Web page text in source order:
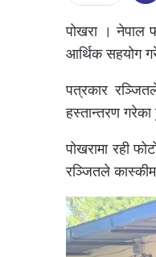
पोखरा । नेपाल
आर्थिक सहयोग
पत्रकार
हस्तान्तरण
पोखरामा रही
रञ्जितले